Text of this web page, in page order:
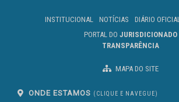
INSTITUCIONAL NOTÍCIAS DIÁRIO OFICIAL
PORTAL DO JURISDICIONADO
TRANSPARÊNCIA
MAPA DO SITE
ONDE ESTAMOS (CLIQUE E NAVEGUE)